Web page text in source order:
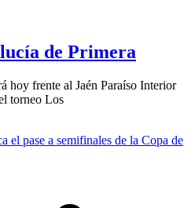
de Primera
hoy frente al Jaén Paraíso Interior
torneo Los